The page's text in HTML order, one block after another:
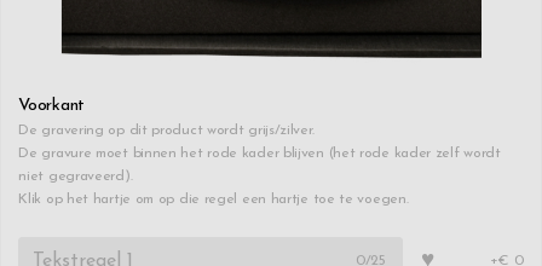
Voorkant
De gravering op dit product wordt grijs/zilver.
De gravure moet binnen het rode kader blijven (het rode kader zelf wordt
niet gegraveerd).
Klik op het hartje om op die regel een hartje toe te voegen.
0/25 +€ 0